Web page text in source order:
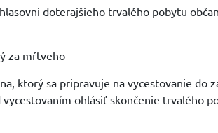
doterajšieho trvalého pobytu
za mŕtveho
ktorý sa pripravuje na vycestovanie do
ohlásiť skončenie trvalého